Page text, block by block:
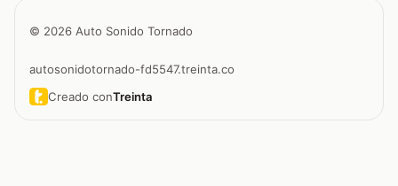
© 2026 Auto Sonido Tornado
autosonidotornado-fd5547.treinta.co
Creado conTreinta